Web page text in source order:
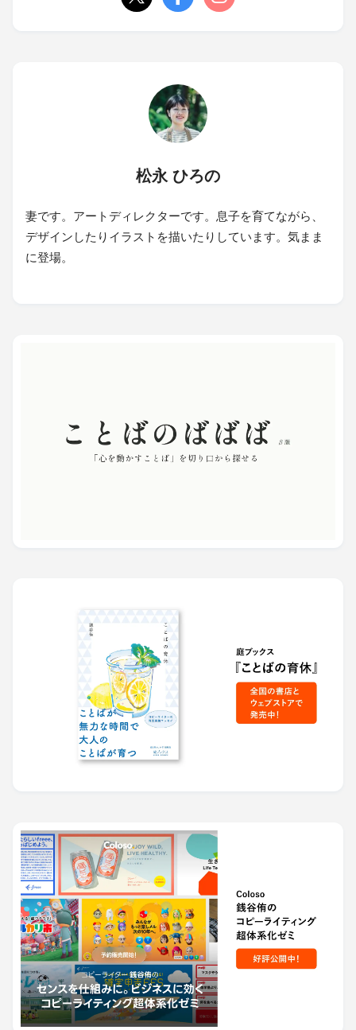
松永 ひろの
妻です。アートディレクターです。息子を育てながら、
デザインしたりイラストを描いたりしています。気まま
に登場。